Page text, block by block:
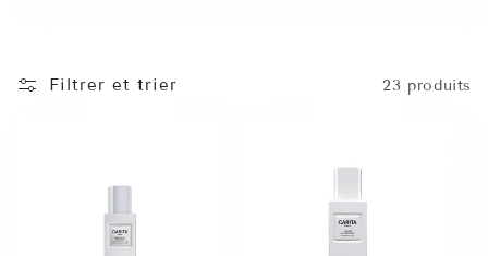
Filtrer et trier 23 produits